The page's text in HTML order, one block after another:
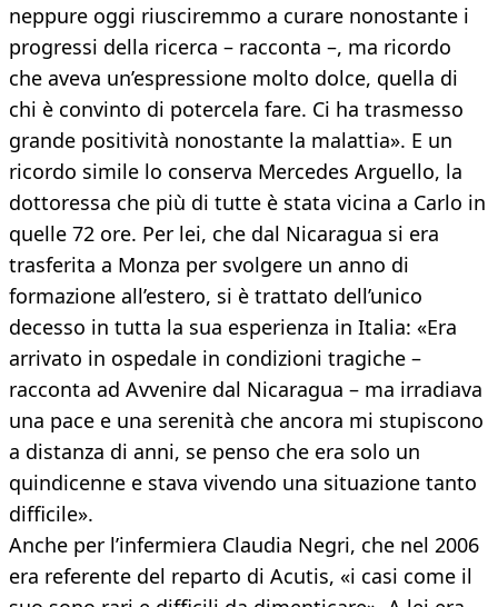
neppure oggi riusciremmo a curare nonostante i
progressi della ricerca – racconta –, ma ricordo
che aveva un’espressione molto dolce, quella di
chi è convinto di potercela fare. Ci ha trasmesso
grande positività nonostante la malattia». E un
ricordo simile lo conserva Mercedes Arguello, la
dottoressa che più di tutte è stata vicina a Carlo in
quelle 72 ore. Per lei, che dal Nicaragua si era
trasferita a Monza per svolgere un anno di
formazione all’estero, si è trattato dell’unico
decesso in tutta la sua esperienza in Italia: «Era
arrivato in ospedale in condizioni tragiche –
racconta ad Avvenire dal Nicaragua – ma irradiava
una pace e una serenità che ancora mi stupiscono
a distanza di anni, se penso che era solo un
quindicenne e stava vivendo una situazione tanto
difficile».
Anche per l’infermiera Claudia Negri, che nel 2006
era referente del reparto di Acutis, «i casi come il